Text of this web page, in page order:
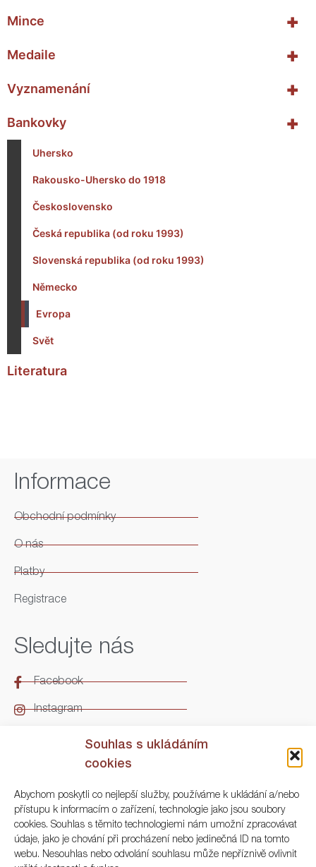
Souhlas s ukládáním
cookies
Abychom poskytli co nejlepší služby, používáme k ukládání a/nebo
přístupu k informacím o zařízení, technologie jako jsou soubory
cookies. Souhlas s těmito technologiemi nám umožní zpracovávat
údaje, jako je chování při procházení nebo jedinečná ID na tomto
webu. Nesouhlas nebo odvolání souhlasu může nepříznivě ovlivnit
+
Mince
+
Medaile
+
Vyznamenání
+
Bankovky
Uhersko
Rakousko-Uhersko do 1918
Československo
Česká republika (od roku 1993)
Slovenská republika (od roku 1993)
Německo
Evropa
Svět
Literatura
Informace
Obchodní podmínky
O nás
Platby
Registrace
Sledujte nás
Facebook
Instagram
Kontakt
ARGO Numismatika
Korunní 83, Praha 3